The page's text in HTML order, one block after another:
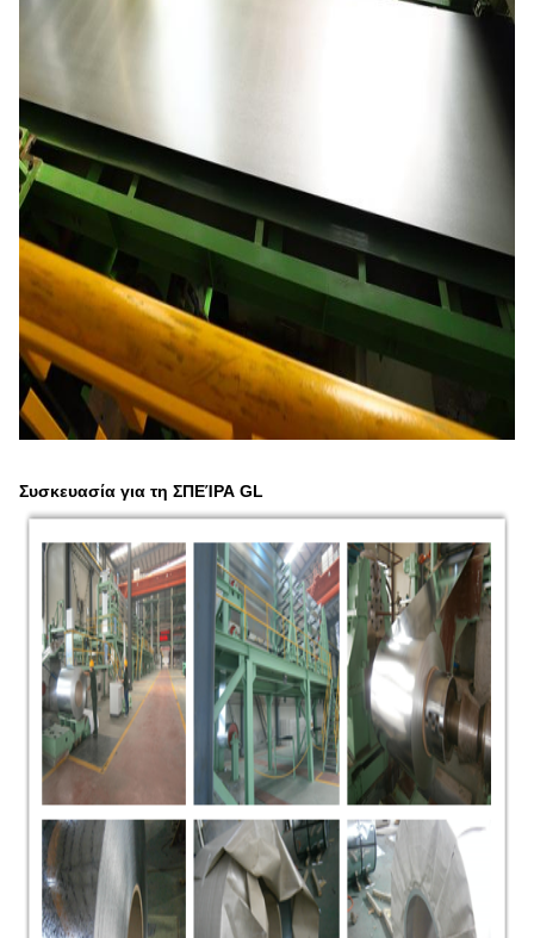
Συσκευασία για τη ΣΠΕΊΡΑ GL